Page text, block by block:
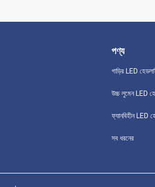
পণ্য
গাড়ির LED
উচ্চ লুমেন LED
ফ্যানবিহীন LED
সব ধরনের